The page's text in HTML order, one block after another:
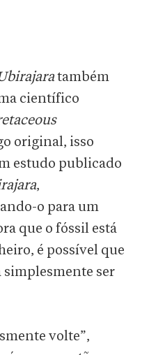
também
científico
original, isso
estudo publicado
,
o para um
que o fóssil está
é possível que
simplesmente ser
volte”,